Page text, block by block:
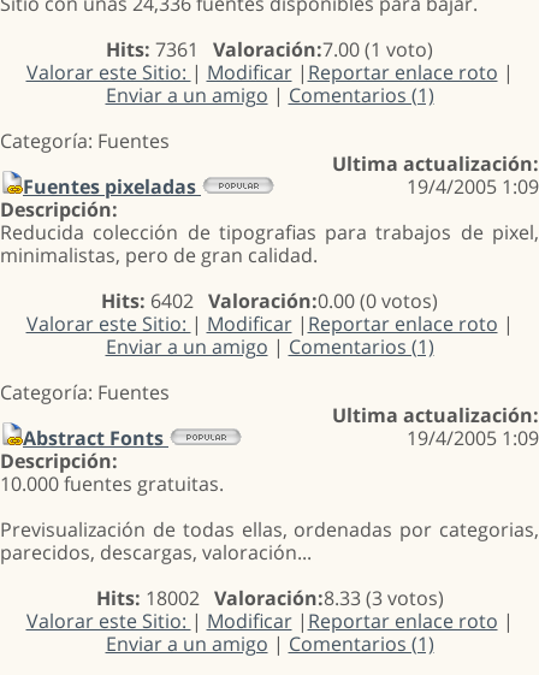
Hits: 7361 Valoración:7.00 (1 voto)
Valorar este Sitio: | Modificar| Reportar enlace roto |
Enviar a un amigo | Comentarios (1)
Categoría: Fuentes
Fuentes pixeladas
Ultima actualización:
19/4/2005 1:09
Descripción:
Reducida colección de tipografias para trabajos de pixel,
minimalistas, pero de gran calidad.
Hits: 6402 Valoración:0.00 (0 votos)
Valorar este Sitio: | Modificar| Reportar enlace roto |
Enviar a un amigo | Comentarios (1)
Categoría: Fuentes
Abstract Fonts
Ultima actualización:
19/4/2005 1:09
Descripción:
10.000 fuentes gratuitas.
Previsualización de todas ellas, ordenadas por categorias,
parecidos, descargas, valoración...
Hits: 18002 Valoración:8.33 (3 votos)
Valorar este Sitio: | Modificar| Reportar enlace roto |
Enviar a un amigo | Comentarios (1)